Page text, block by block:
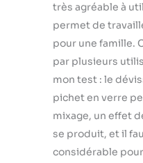
très agréable à
permet de
pour une famille.
par plusieurs
mon test : le
pichet en verre
mixage, un effet
se produit, et il
considérable